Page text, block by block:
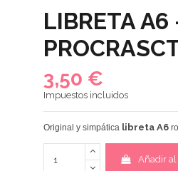
LIBRETA A6
3,50 €
Impuestos incluidos
Original y simpática libreta A6
Añadir